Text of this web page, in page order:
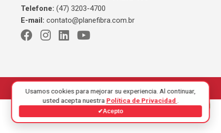
Telefone: (47) 3203-4700
E-mail: contato@planefibra.com.br
© 2026 Planefibra. Todos los derechos reservados.
Usamos cookies para mejorar su experiencia. Al continuar,
usted acepta nuestra Política de Privacidad
✔Acepto